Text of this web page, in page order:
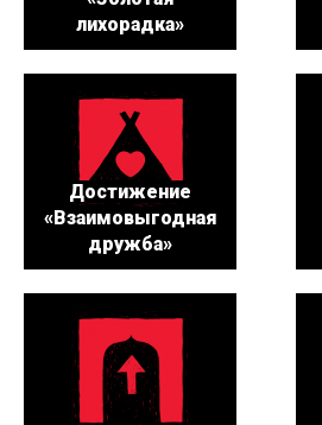
лихорадка»
Достижение
«Взаимовыгодная
дружба»